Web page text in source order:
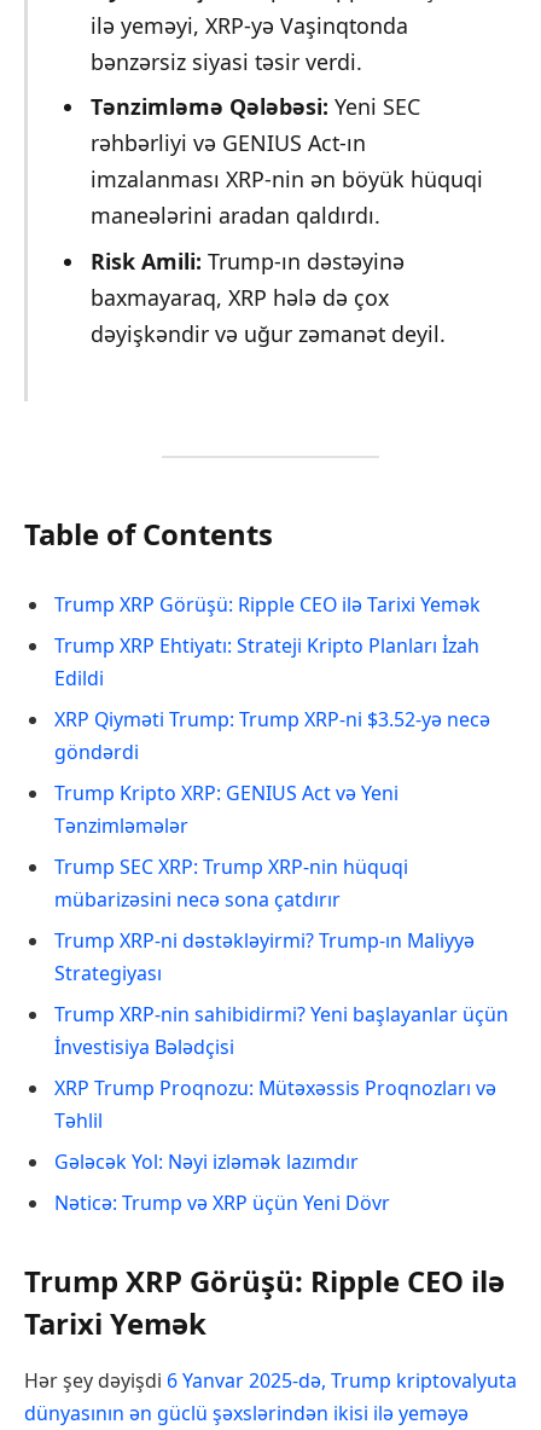
ilə yeməyi, XRP-yə Vaşinqtonda
bənzərsiz siyasi təsir verdi.
Tənzimləmə Qələbəsi: Yeni SEC
rəhbərliyi və GENIUS Act-ın
imzalanması XRP-nin ən böyük hüquqi
maneələrini aradan qaldırdı.
Risk Amili: Trump-ın dəstəyinə
baxmayaraq, XRP hələ də çox
dəyişkəndir və uğur zəmanət deyil.
Table of Contents
Trump XRP Görüşü: Ripple CEO ilə Tarixi Yemək
Trump XRP Ehtiyatı: Strateji Kripto Planları İzah
Edildi
XRP Qiyməti Trump: Trump XRP-ni $3.52-yə necə
göndərdi
Trump Kripto XRP: GENIUS Act və Yeni
Tənzimləmələr
Trump SEC XRP: Trump XRP-nin hüquqi
mübarizəsini necə sona çatdırır
Trump XRP-ni dəstəkləyirmi? Trump-ın Maliyyə
Strategiyası
Trump XRP-nin sahibidirmi? Yeni başlayanlar üçün
İnvestisiya Bələdçisi
XRP Trump Proqnozu: Mütəxəssis Proqnozları və
Təhlil
Gələcək Yol: Nəyi izləmək lazımdır
Nəticə: Trump və XRP üçün Yeni Dövr
Trump XRP Görüşü: Ripple CEO ilə
Tarixi Yemək
Hər şey dəyişdi 6 Yanvar 2025-də, Trump kriptovalyuta
dünyasının ən güclü şəxslərindən ikisi ilə yeməyə